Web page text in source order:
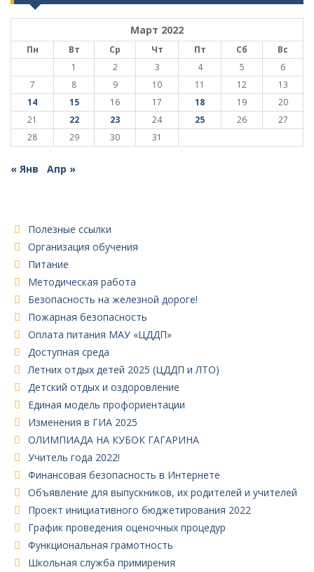
Март 2022
Пн Вт Ср Чт Пт Сб
Вс
1
2 3 4 5
6
7
8 9 10 11 12
13
14
15 16 17 18 19
20
21
22 23 24 25 26
27
28
29 30 31
« Янв Апр »
Полезные ссылки
Организация обучения
Питание
Методическая работа
Безопасность на железной дороге!
Пожарная безопасность
Оплата питания МАУ «ЦДДП»
Доступная среда
Летних отдых детей 2025 (ЦДДП и ЛТО)
Детский отдых и оздоровление
Единая модель профориентации
Изменения в ГИА 2025
ОЛИМПИАДА НА КУБОК ГАГАРИНА
Учитель года 2022!
Финансовая безопасность в Интернете
Объявление для выпускников, их родителей и учителей
Проект инициативного бюджетирования 2022
График проведения оценочных процедур
Функциональная грамотность
Школьная служба примирения